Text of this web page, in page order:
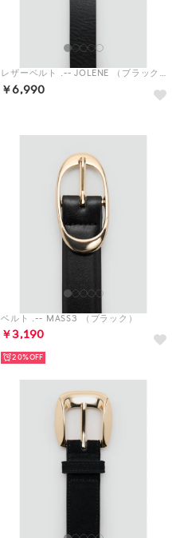
レザーベルト .-- JOLENE （ブラック）
￥6,990
ベルト .-- MASS3 （ブラック）
￥3,190
20%